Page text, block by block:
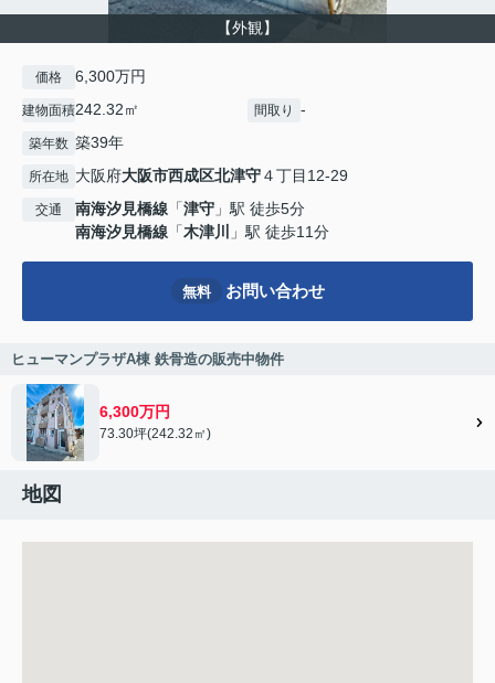
【外観】
価格 6,300万円
建物面積242.32㎡ 間取り -
築年数 築39年
所在地 大阪府大阪市西成区北津守４丁目12-29
交通 南海汐見橋線 「津守 」駅 徒歩5分
南海汐見橋線 「木津川 」駅 徒歩11分
無料 お問い合わせ
ヒューマンプラザA棟 鉄骨造の販売中物件
6,300万円
73.30坪(242.32㎡)
地図